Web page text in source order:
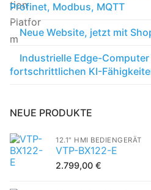
Profinet, Modbus, MQTT
Neue Website, jetzt mit
Industrielle Edge-
fortschrittlichen KI-
NEUE PRODUKTE
12.1" HMI BEDIENGERÄT
VTP-BX122-E
2.799,00 €